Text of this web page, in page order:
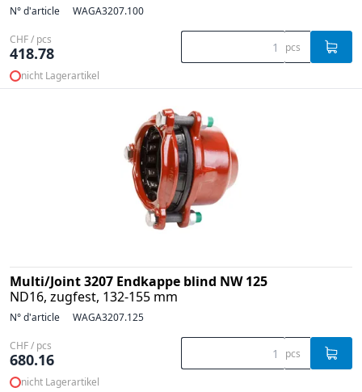
N° d'article WAGA3207.100
CHF / pcs
418.78 pcs
nicht Lagerartikel
Multi/Joint 3207 Endkappe blind NW 125
ND16, zugfest, 132-155 mm
N° d'article WAGA3207.125
CHF / pcs
680.16 pcs
nicht Lagerartikel